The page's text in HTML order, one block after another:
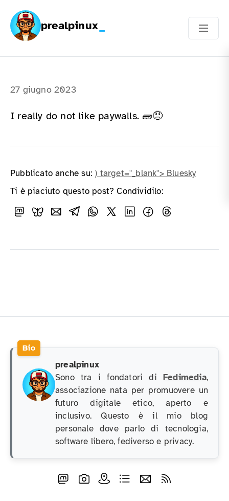
prealpinux
27 giugno 2023
I really do not like paywalls. 🧱😠
Pubblicato anche su: ) target="_blank"> Bluesky
Ti è piaciuto questo post? Condividilo:
prealpinux
Sono tra i fondatori di Fedimedia,
associazione nata per promuovere un
futuro digitale etico, aperto e
inclusivo. Questo è il mio blog
personale dove parlo di tecnologia,
software libero, fediverso e privacy.